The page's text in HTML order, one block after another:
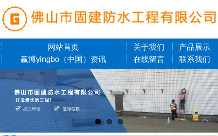
网站首页 关于我们
产品展示
赢博yingbo（中国）资讯
在线留言 联系我们